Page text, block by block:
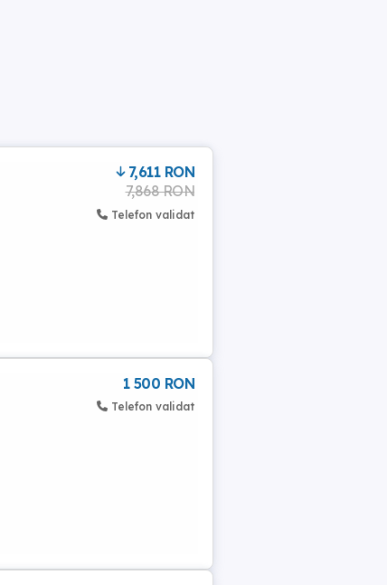
7,611 RON
7,868 RON
Telefon validat
1 500 RON
Telefon validat